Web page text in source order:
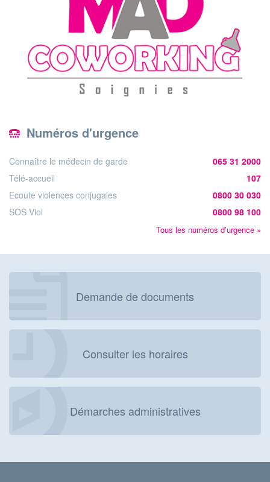
Numéros d'urgence
Connaître le médecin de garde
065 31 2000
Télé-accueil
107
Ecoute violences conjugales
0800 30 030
SOS Viol
0800 98 100
Tous les numéros d’urgence »
Demande de documents
Consulter les horaires
Démarches administratives